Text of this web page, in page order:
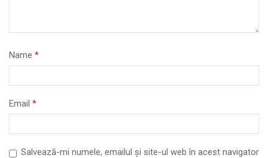
Name *
Email *
Salvează-mi numele, emailul și site-ul web în acest navigator